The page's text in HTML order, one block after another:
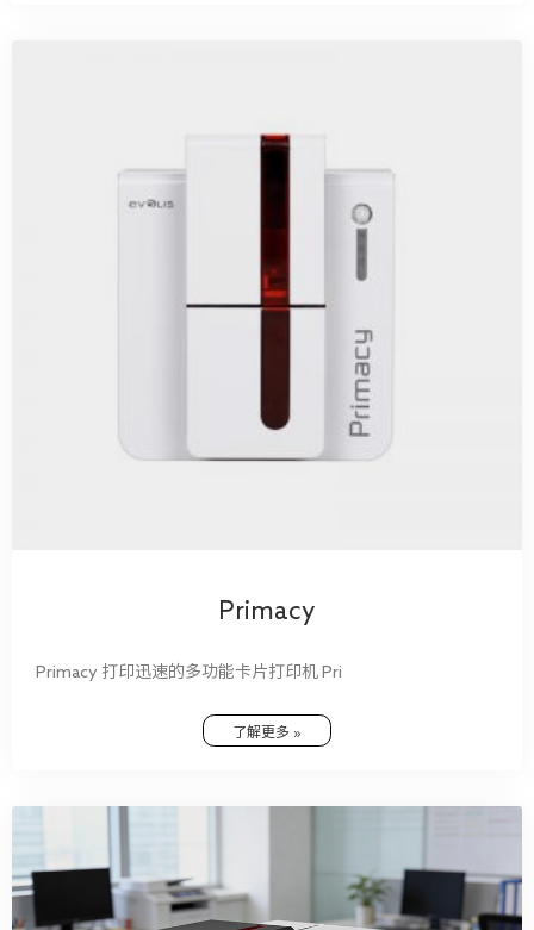
Primacy
Primacy 打印迅速的多功能卡片打印机 Pri
了解更多 »